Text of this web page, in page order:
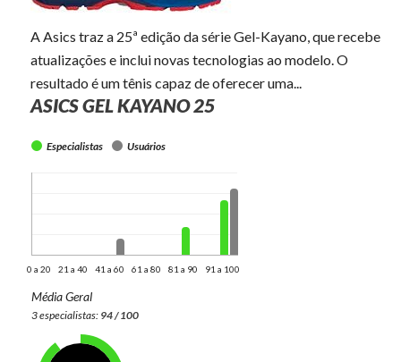
A Asics traz a 25ª edição da série Gel-Kayano, que recebe
atualizações e inclui novas tecnologias ao modelo. O
resultado é um tênis capaz de oferecer uma...
ASICS GEL KAYANO 25
Especialistas Usuários
0 a 20 21 a 40 41 a 60 61 a 80 81 a 90 91 a 100
Média Geral
3 especialistas: 94 / 100